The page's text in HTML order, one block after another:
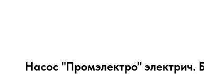
Насос "Промэлектро"